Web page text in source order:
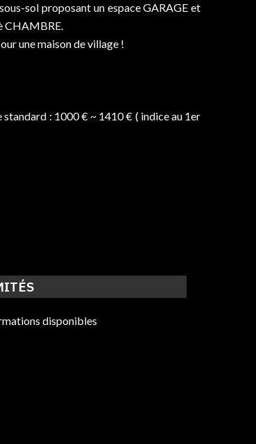
sol proposant un espace GARAGE et
CHAMBRE.
une maison de village !
: 1000 € ~ 1410 € ( indice au 1er
disponibles